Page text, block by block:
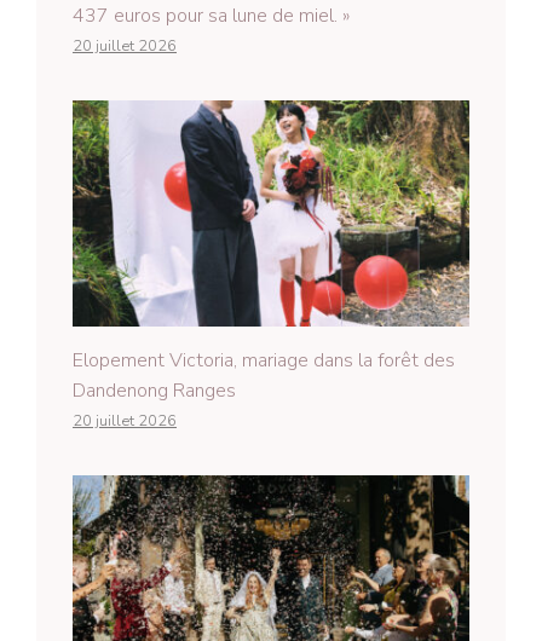
437 euros pour sa lune de miel. »
20 juillet 2026
Elopement Victoria, mariage dans la forêt des
Dandenong Ranges
20 juillet 2026